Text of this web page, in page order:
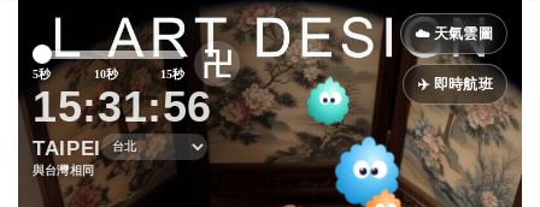
☁️ 天氣雲圖
✈️ 即時航班
5秒 10秒 15秒 卍
15:31:58
TAIPEI
與台灣相同
Previous Next